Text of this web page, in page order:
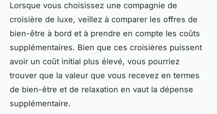
Lorsque vous choisissez une compagnie de
croisière de luxe, veillez à comparer les offres de
bien-être à bord et à prendre en compte les coûts
supplémentaires. Bien que ces croisières puissent
avoir un coût initial plus élevé, vous pourriez
trouver que la valeur que vous recevez en termes
de bien-être et de relaxation en vaut la dépense
supplémentaire.